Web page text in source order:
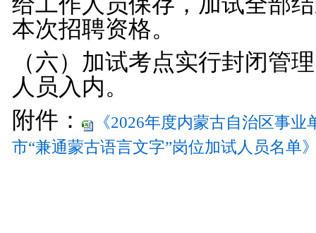
本次招聘资格。
（六）加试考点实行封闭管
人员入内。
附件：
《2026年度内蒙古自治区事
市“兼通蒙古语言文字”岗位加试人员名单